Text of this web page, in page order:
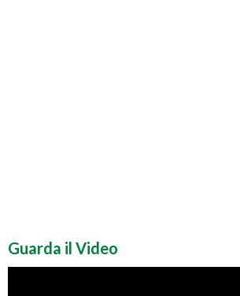
Guarda il Video